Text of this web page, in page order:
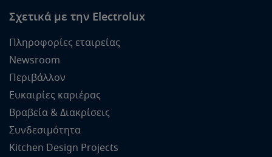
Σχετικά με την Electrolux
Πληροφορίες εταιρείας
Newsroom
Περιβάλλον
Ευκαιρίες καριέρας
Βραβεία & Διακρίσεις
Συνδεσιμότητα
Kitchen Design Projects